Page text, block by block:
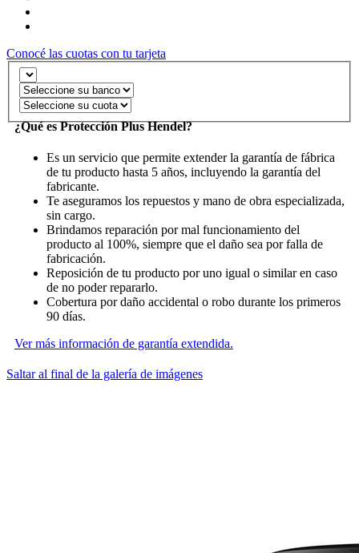
Conocé las cuotas con tu tarjeta
¿Qué es Protección Plus Hendel?
Es un servicio que permite extender la garantía de fábrica
de tu producto hasta 5 años, incluyendo la garantía del
fabricante.
Te aseguramos los repuestos y mano de obra especializada,
sin cargo.
Brindamos reparación por mal funcionamiento del
producto al 100%, siempre que el daño sea por falla de
fabricación.
Reposición de tu producto por uno igual o similar en caso
de no poder repararlo.
Cobertura por daño accidental o robo durante los primeros
90 días.
Ver más información de garantía extendida.
Saltar al final de la galería de imágenes